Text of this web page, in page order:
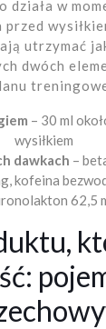
działa w
utrzymać
dwóch
– 30 ml
wysiłkiem
dawkach –
kofeina
62,5